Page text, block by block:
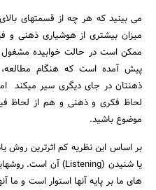
می­ بینید که هر چه از قسمتهای
میزان بیشتری از هوشیاری ذهنی و
ممکن است در حالت خوابیده مشغول
پیش آمده است که هنگام
ذهنتان در جای دیگری سیر می­کند
لحاظ فکری و ذهنی و هم از لحاظ
موضوع باشید.